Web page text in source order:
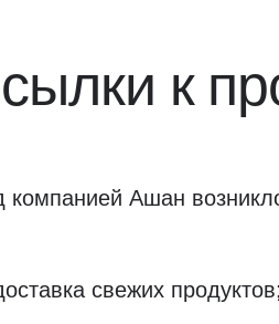
к
компанией Ашан
свежих продуктов;